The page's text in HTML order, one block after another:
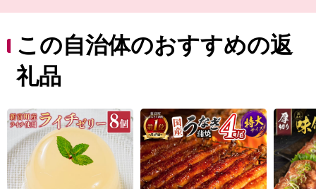
チ」のブランドは、各種メディアに取り上げられたほ
か、銀座の一流菓子店に愛用されるなど、全国的に高い
知名度を得ています。
物・アカウミガメの貴重な産卵地。日本遺産に選定され
た古墳群や、400年の時を越えて受け継がれている神楽が
地域に息づいており、歴史の色濃いふるさとでもありま
す。
また、新富町は全国と比較しても若い農家が多く、新し
い農業への取り組みが活発な自治体です。「100年先も続
この自治体のおすすめの返
礼品